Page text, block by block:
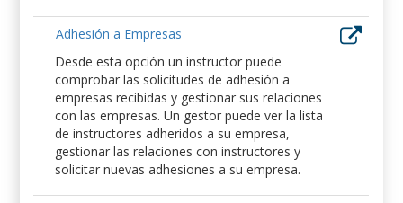
Adhesión a Empresas
Desde esta opción un instructor puede
comprobar las solicitudes de adhesión a
empresas recibidas y gestionar sus relaciones
con las empresas. Un gestor puede ver la lista
de instructores adheridos a su empresa,
gestionar las relaciones con instructores y
solicitar nuevas adhesiones a su empresa.